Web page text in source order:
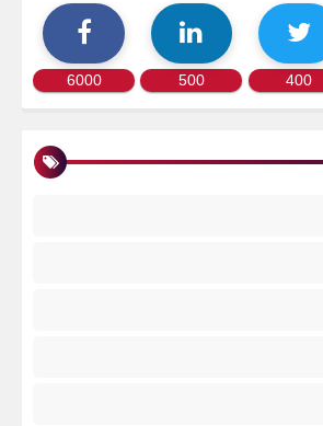
400
500
6000